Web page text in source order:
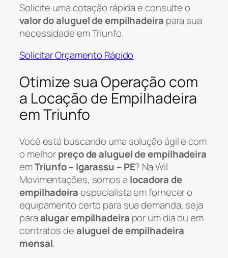
Solicite uma cotação rápida e consulte o
valor do aluguel de empilhadeira para sua
necessidade em Triunfo.
Solicitar Orçamento Rápido
Otimize sua Operação com
a Locação de Empilhadeira
em Triunfo
Você está buscando uma solução ágil e com
o melhorpreço de aluguel de empilhadeira
emTriunfo – Igarassu – PE? Na Wil
Movimentações, somos a locadora de
empilhadeiraespecialista em fornecer o
equipamento certo para sua demanda, seja
paraalugar empilhadeira por um dia ou em
contratos dealuguel de empilhadeira
mensal.